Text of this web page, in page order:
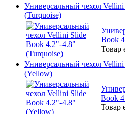
Универсальный чехол
(Turquoise)
Book
Товар
Универсальный чехол
(Yellow)
Book
Товар